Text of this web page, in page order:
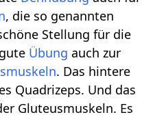
, die so genannten
Stellung für die
Übung auch zur
. Das hintere
Quadrizeps. Und das
Gluteusmuskeln. Es